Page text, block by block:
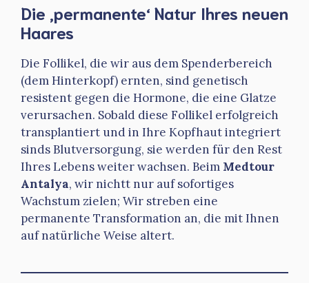
Die ‚permanente‘ Natur Ihres neuen
Haares
Die Follikel, die wir aus dem Spenderbereich
(dem Hinterkopf) ernten, sind genetisch
resistent gegen die Hormone, die eine Glatze
verursachen. Sobald diese Follikel erfolgreich
transplantiert und in Ihre Kopfhaut integriert
sinds Blutversorgung, sie werden für den Rest
Ihres Lebens weiter wachsen. Beim Medtour
Antalya, wir nichtt nur auf sofortiges
Wachstum zielen; Wir streben eine
permanente Transformation an, die mit Ihnen
auf natürliche Weise altert.